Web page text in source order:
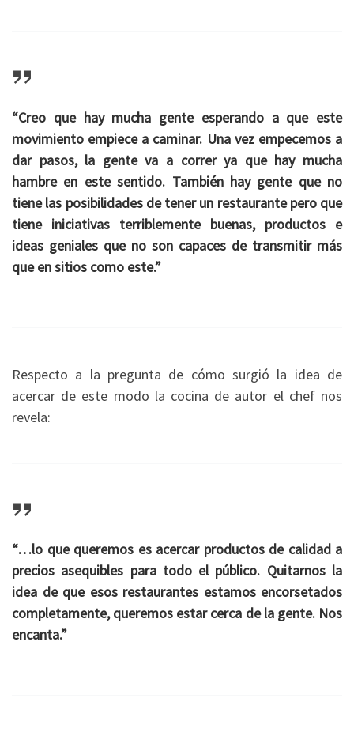
“Creo que hay mucha gente esperando a que este
movimiento empiece a caminar. Una vez empecemos a
dar pasos, la gente va a correr ya que hay mucha
hambre en este sentido. También hay gente que no
tiene las posibilidades de tener un restaurante pero que
tiene iniciativas terriblemente buenas, productos e
ideas geniales que no son capaces de transmitir más
que en sitios como este.”
Respecto a la pregunta de cómo surgió la idea de
acercar de este modo la cocina de autor el chef nos
revela:
“…lo que queremos es acercar productos de calidad a
precios asequibles para todo el público. Quitarnos la
idea de que esos restaurantes estamos encorsetados
completamente, queremos estar cerca de la gente. Nos
encanta.”